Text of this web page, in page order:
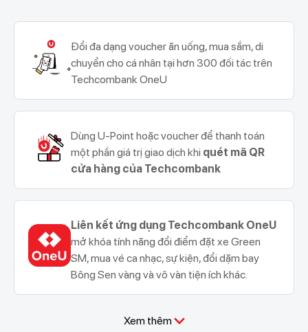
Đổi đa dạng voucher ăn uống, mua sắm, di
chuyển cho cá nhân tại hơn 300 đối tác trên
Techcombank OneU
Dùng U-Point hoặc voucher để thanh toán
một phần giá trị giao dịch khi quét mã QR
cửa hàng của Techcombank
Liên kết ứng dụng Techcombank OneU
mở khóa tính năng đổi điểm đặt xe Green
SM, mua vé ca nhạc, sự kiện, đổi dặm bay
Bông Sen vàng và vô vàn tiện ích khác.
Xem thêm